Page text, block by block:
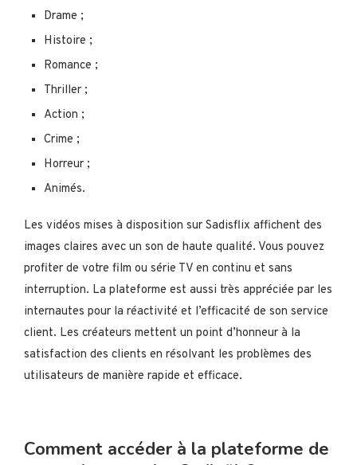
Drame ;
Histoire ;
Romance ;
Thriller ;
Action ;
Crime ;
Horreur ;
Animés.
Les vidéos mises à disposition sur Sadisflix affichent des
images claires avec un son de haute qualité. Vous pouvez
profiter de votre film ou série TV en continu et sans
interruption. La plateforme est aussi très appréciée par les
internautes pour la réactivité et l’efficacité de son service
client. Les créateurs mettent un point d’honneur à la
satisfaction des clients en résolvant les problèmes des
utilisateurs de manière rapide et efficace.
Comment accéder à la plateforme de